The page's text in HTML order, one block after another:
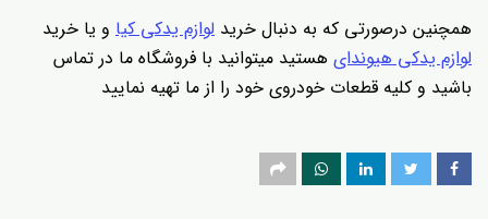
همچنین درصورتی که به دنبال خرید لوازم یدکی کیا و یا خرید
لوازم یدکی هیوندای هستید میتوانید با فروشگاه ما در تماس
باشید و کلیه قطعات خودروی خود را از ما تهیه نمایید